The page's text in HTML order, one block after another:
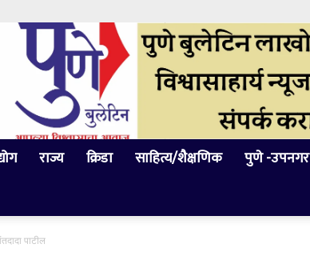
राज्य क्रिडा साहित्य/शैक्षणिक पुणे -उपनगर
पाटील